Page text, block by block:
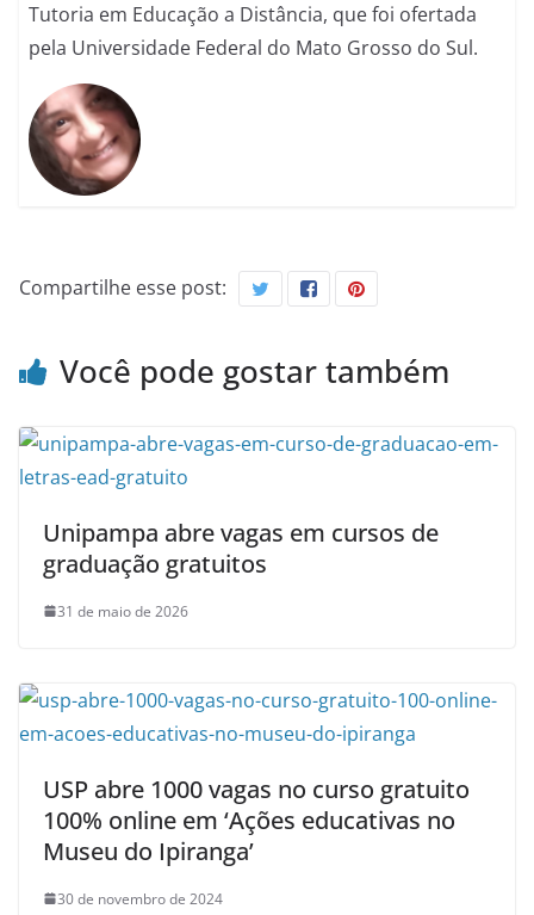
Tutoria em Educação a Distância, que foi ofertada
pela Universidade Federal do Mato Grosso do Sul.
Compartilhe esse post:
Você pode gostar também
Unipampa abre vagas em cursos de
graduação gratuitos
31 de maio de 2026
USP abre 1000 vagas no curso gratuito
100% online em ‘Ações educativas no
Museu do Ipiranga’
30 de novembro de 2024